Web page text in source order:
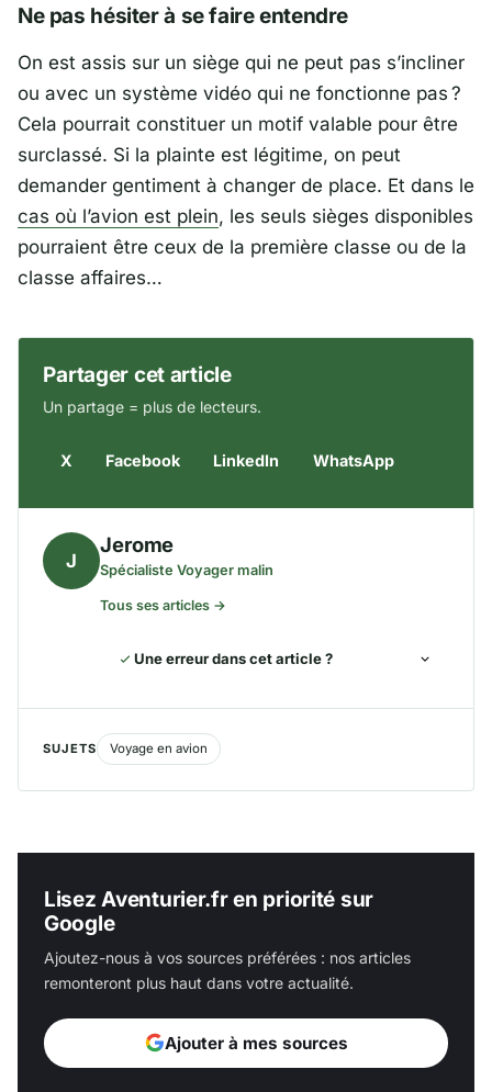
Ne pas hésiter à se faire entendre
On est assis sur un siège qui ne peut pas s’incliner
ou avec un système vidéo qui ne fonctionne pas ?
Cela pourrait constituer un motif valable pour être
surclassé. Si la plainte est légitime, on peut
demander gentiment à changer de place. Et dans le
cas où l’avion est plein, les seuls sièges disponibles
pourraient être ceux de la première classe ou de la
classe affaires…
Partager cet article
Un partage = plus de lecteurs.
X Facebook LinkedIn WhatsApp
J
Jerome
Spécialiste Voyager malin
Tous ses articles →
Une erreur dans cet article ?
SUJETS Voyage en avion
Lisez Aventurier.fr en priorité sur
Google
Ajoutez-nous à vos sources préférées : nos articles
remonteront plus haut dans votre actualité.
Ajouter à mes sources